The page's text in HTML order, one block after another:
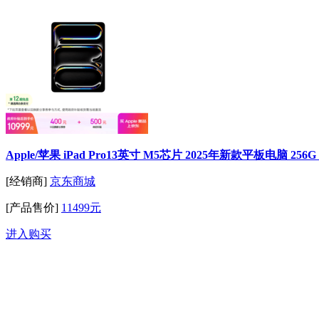
Apple/苹果 iPad Pro13英寸 M5芯片 2025年新款平板电脑
[经销商] 京东商城
[产品售价] 11499元
进入购买